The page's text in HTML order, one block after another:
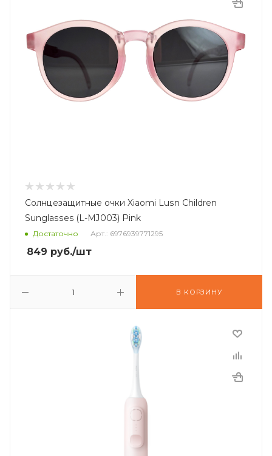
Солнцезащитные очки Xiaomi Lusn Children
Sunglasses (L-MJ003) Pink
Достаточно Арт.: 6976939771295
849 руб./шт
В КОРЗИНУ